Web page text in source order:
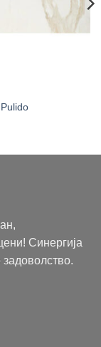
Синергија